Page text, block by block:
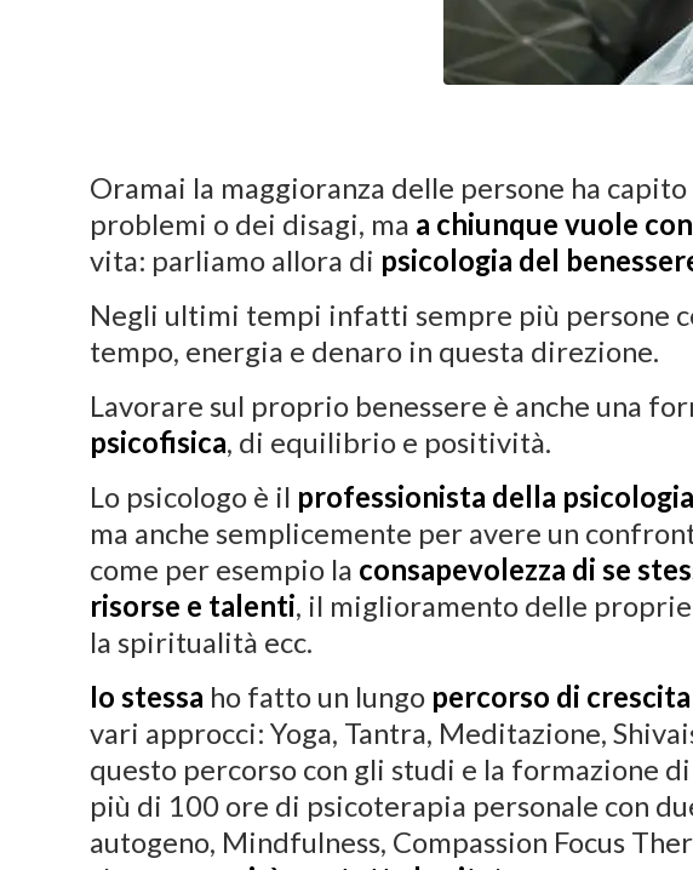
Oramai la maggioranza delle persone ha
problemi o dei disagi, ma a chiunque vuole
vita: parliamo allora di psicologia del
Negli ultimi tempi infatti sempre più persone
tempo, energia e denaro in questa direzione.
Lavorare sul proprio benessere è anche una
psicofisica, di equilibrio e positività.
Lo psicologo è il professionista della
ma anche semplicemente per avere un
come per esempio la consapevolezza di se
risorse e talenti, il miglioramento delle proprie
la spiritualità ecc.
Io stessa ho fatto un lungo percorso di
vari approcci: Yoga, Tantra, Meditazione,
questo percorso con gli studi e la formazione
più di 100 ore di psicoterapia personale con
autogeno, Mindfulness, Compassion Focus